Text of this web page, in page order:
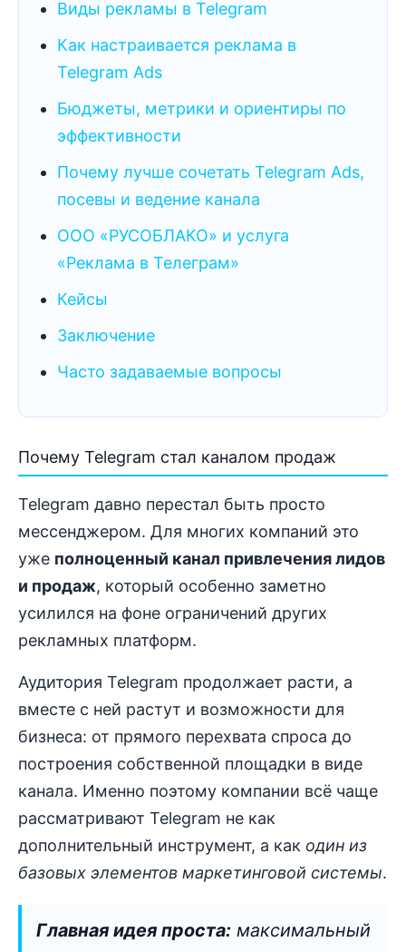
Виды рекламы в Telegram
Как настраивается реклама в
Telegram Ads
Бюджеты, метрики и ориентиры по
эффективности
Почему лучше сочетать Telegram Ads,
посевы и ведение канала
ООО «РУСОБЛАКО» и услуга
«Реклама в Телеграм»
Кейсы
Заключение
Часто задаваемые вопросы
Почему Telegram стал каналом продаж
Telegram давно перестал быть просто
мессенджером. Для многих компаний это
уже полноценный канал привлечения лидов
и продаж, который особенно заметно
усилился на фоне ограничений других
рекламных платформ.
Аудитория Telegram продолжает расти, а
вместе с ней растут и возможности для
бизнеса: от прямого перехвата спроса до
построения собственной площадки в виде
канала. Именно поэтому компании всё чаще
рассматривают Telegram не как
дополнительный инструмент, а как один из
базовых элементов маркетинговой системы.
Главная идея проста: максимальный